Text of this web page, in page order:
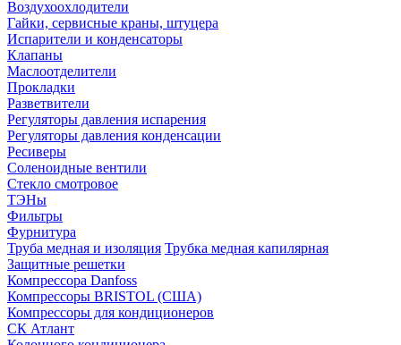
Воздухоохлодители
Гайки, сервисные краны, штуцера
Испарители и конденсаторы
Клапаны
Маслоотделители
Прокладки
Разветвители
Регуляторы давления испарения
Регуляторы давления конденсации
Ресиверы
Соленоидные вентили
Стекло смотровое
ТЭНы
Фильтры
Фурнитура
Труба медная и изоляция Трубка медная капилярная
Защитные решетки
Компрессора Danfoss
Компрессоры BRISTOL (США)
Компрессоры для кондиционеров
СК Атлант